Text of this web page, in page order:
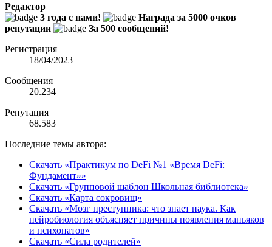
Редактор
3 года с нами!
Награда за 5000 очков
репутации
За 500 сообщений!
Регистрация
18/04/2023
Сообщения
20.234
Репутация
68.583
Последние темы автора:
Скачать «Практикум по DeFi №1 «Время DeFi:
Фундамент»»
Скачать «Групповой шаблон Школьная библиотека»
Скачать «Карта сокровищ»
Скачать «Мозг преступника: что знает наука. Как
нейробиология объясняет причины появления маньяков
и психопатов»
Скачать «Сила родителей»